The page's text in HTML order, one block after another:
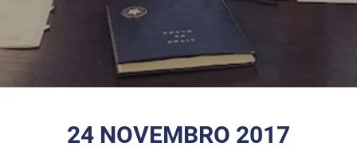
24 NOVEMBRO 2017